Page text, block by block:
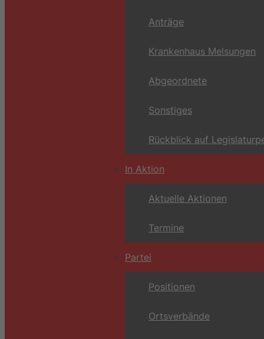
Anträge
Krankenhaus Melsungen
Abgeordnete
Sonstiges
Rückblick auf
In Aktion
Aktuelle Aktionen
Termine
Partei
Positionen
Ortsverbände